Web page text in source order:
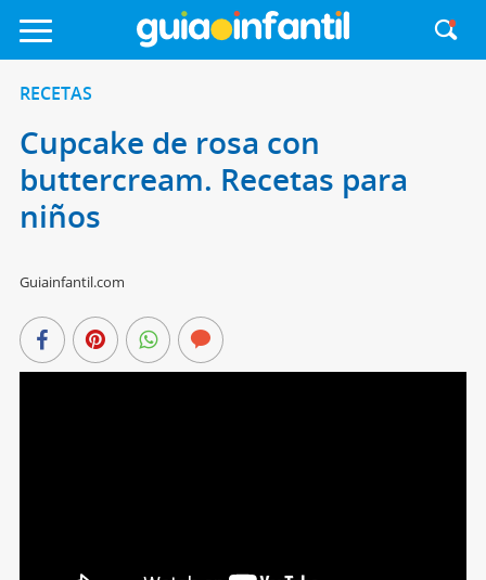
RECETAS
Cupcake de rosa con
buttercream. Recetas para
niños
Guiainfantil.com